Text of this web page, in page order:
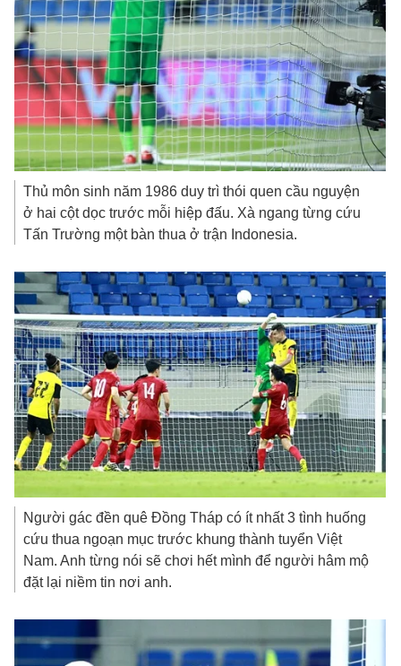
Thủ môn sinh năm 1986 duy trì thói quen cầu nguyện
ở hai cột dọc trước mỗi hiệp đấu. Xà ngang từng cứu
Tấn Trường một bàn thua ở trận Indonesia.
Người gác đền quê Đồng Tháp có ít nhất 3 tình huống
cứu thua ngoạn mục trước khung thành tuyển Việt
Nam. Anh từng nói sẽ chơi hết mình để người hâm mộ
đặt lại niềm tin nơi anh.